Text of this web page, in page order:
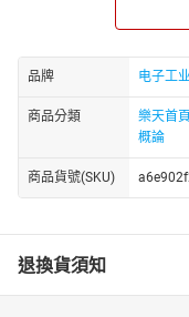
讨。第3章深入讨论了
互操作等基础特性以外
缘计算、网络智能化、
定移动网络融合等5G网
对于安全及垂直行业的
演进进行了展望。
品牌 电子工
商品分類 樂天首頁
概論
商品貨號(SKU)
退換貨須知